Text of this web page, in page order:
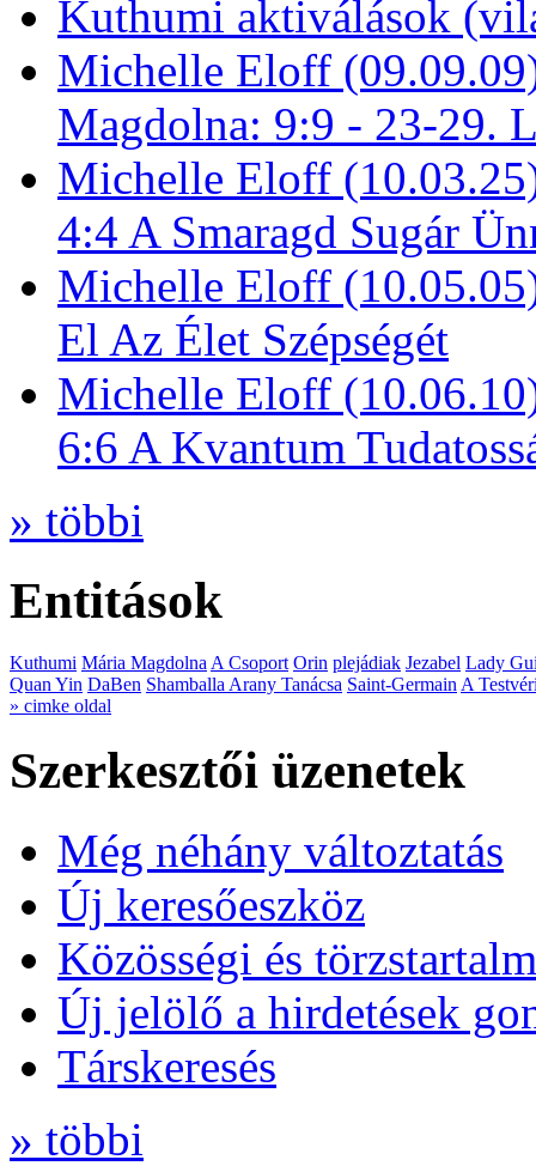
Kuthumi aktiválások
Michelle Eloff
Magdolna: 9:9 - 23-29.
Michelle Eloff
4:4 A Smaragd Sugár
Michelle Eloff
El Az Élet Szépségét
Michelle Eloff
6:6 A Kvantum
» többi
Entitások
Kuthumi Mária MagdolnaA Csoport Orin plejádiak Jezabel Lady
Quan Yin DaBen Shamballa Arany Tanácsa Saint-GermainA
» cimke oldal
Szerkesztői üzenetek
Még néhány változtatás
Új keresőeszköz
Közösségi és
Új jelölő a hirdetések
Társkeresés
» többi